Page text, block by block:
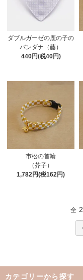
ダブルガーゼの鹿の子の
バンダナ（藤）
440円(税40円)
市松の首輪
（芥子）
1,782円(税162円)
全
カテゴリーから探す